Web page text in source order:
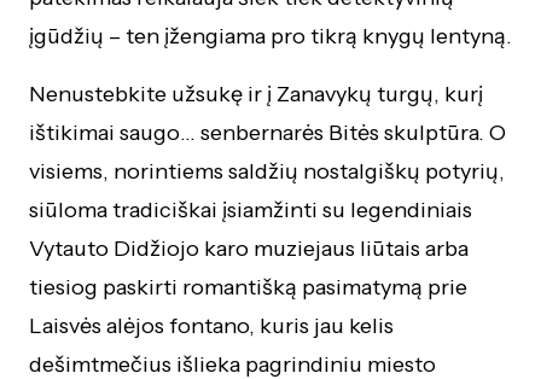
įgūdžių – ten įžengiama pro tikrą knygų lentyną.
Nenustebkite užsukę ir į Zanavykų turgų, kurį
ištikimai saugo… senbernarės Bitės skulptūra. O
visiems, norintiems saldžių nostalgiškų potyrių,
siūloma tradiciškai įsiamžinti su legendiniais
Vytauto Didžiojo karo muziejaus liūtais arba
tiesiog paskirti romantišką pasimatymą prie
Laisvės alėjos fontano, kuris jau kelis
dešimtmečius išlieka pagrindiniu miesto